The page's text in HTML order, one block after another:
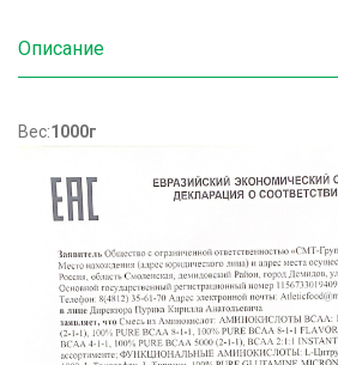
Описание
Вес:1000г